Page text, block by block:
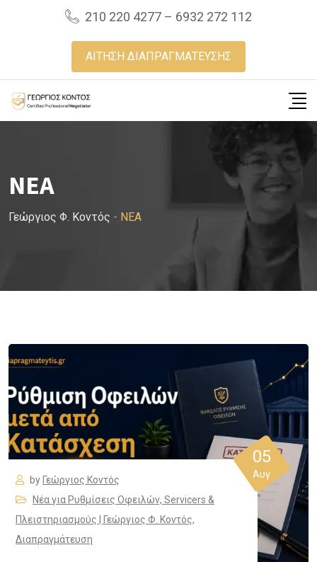
210 220 4277 – 6932 272 112
ΑΙΤΗΣΗ ΔΙΑΠΡΑΓΜΑΤΕΥΣΗΣ
NEA
Γεώργιος Φ. Κοντός - NEA
byΓεώργιος Κοντός
Νέα για Ρυθμίσεις Οφειλών, Servicers &
Πλειστηριασμούς | Γεώργιος Φ. Κοντός,
Διαπραγμάτευση
05
Αυγ